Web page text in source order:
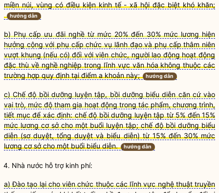
miền núi, vùng có điều kiện kinh tế - xã hội đặc biệt khó khăn;
hướng dẫn
b) Phụ cấp ưu đãi nghề từ mức 20% đến 30% mức lương hiện
hưởng cộng với phụ cấp chức vụ lãnh đạo và phụ cấp thâm niên
vượt khung (nếu có) đối với viên chức, người lao động hoạt động
đặc thù về nghề nghiệp trong lĩnh vực văn hóa không thuộc các
trường hợp quy định tại điểm a khoản này;
hướng dẫn
c) Chế độ bồi dưỡng luyện tập, bồi dưỡng biểu diễn căn cứ vào
vai trò, mức độ tham gia hoạt động trong tác phẩm, chương trình,
tiết mục để xác định: chế độ bồi dưỡng luyện tập từ 5% đến 15%
mức lương cơ sở cho một buổi luyện tập; chế độ bồi dưỡng biểu
diễn (sơ duyệt, tổng duyệt và biểu diễn) từ 15% đến 30% mức
lương cơ sở cho một buổi biểu diễn.
hướng dẫn
4. Nhà nước hỗ trợ kinh phí:
a) Đào tạo lại cho viên chức thuộc các lĩnh vực nghệ thuật truyền